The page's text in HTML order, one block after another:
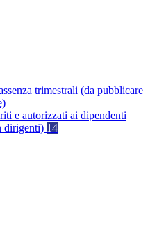
trimestrali (da pubblicare
e autorizzati ai dipendenti
dirigenti) 14